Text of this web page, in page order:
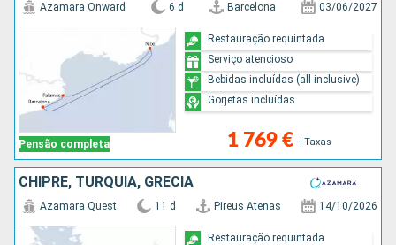
Pensão completa
Azamara Onward 6 d Barcelona 03/06/2027
1 769 € +Taxas
Restauração requintada
Serviço atencioso
Bebidas incluídas (all-inclusive)
Gorjetas incluídas
CHIPRE, TURQUIA, GRÉCIA
Azamara Quest 11 d Pireus Atenas 14/10/2026
Restauração requintada